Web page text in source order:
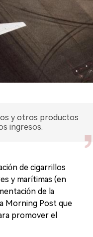
y otros productos
ingresos.
de cigarrillos
y marítimas (en
de la
Morning Post que
promover el